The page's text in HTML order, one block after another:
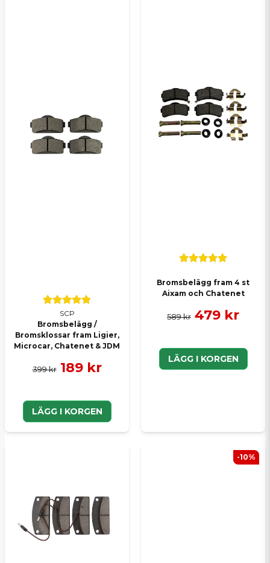
SCP
Bromsbelägg /
Bromsklossar fram Ligier,
Microcar, Chatenet & JDM
399 kr 189 kr
LÄGG I KORGEN
Bromsbelägg fram 4 st
Aixam och Chatenet
589 kr 479 kr
LÄGG I KORGEN
-10%
Skicka en fråga